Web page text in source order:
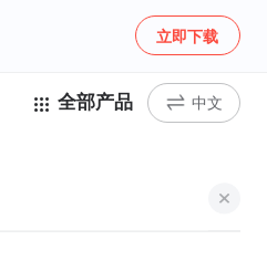
立即下载
全部产品 中文